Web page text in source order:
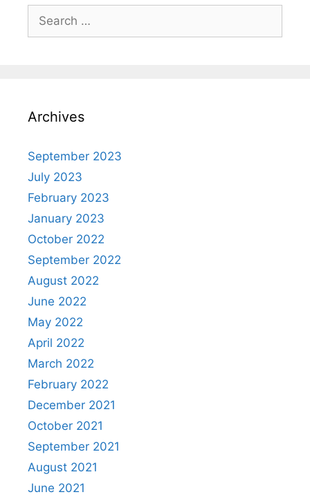
Archives
September 2023
July 2023
February 2023
January 2023
October 2022
September 2022
August 2022
June 2022
May 2022
April 2022
March 2022
February 2022
December 2021
October 2021
September 2021
August 2021
June 2021